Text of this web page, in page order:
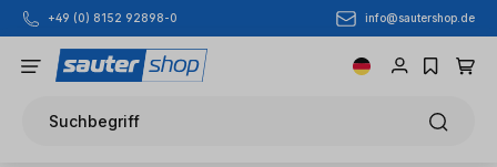
Zum Hauptinhalt springen
+49 (0) 8152 92898-0 info@sautershop.de
Suchbegriff